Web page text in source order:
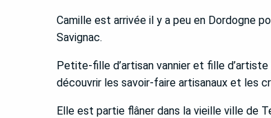
Camille est arrivée il y a peu en Dordogne
Savignac.
Petite-fille d’artisan vannier et fille
découvrir les savoir-faire artisanaux et les
Elle est partie flâner dans la vieille ville de